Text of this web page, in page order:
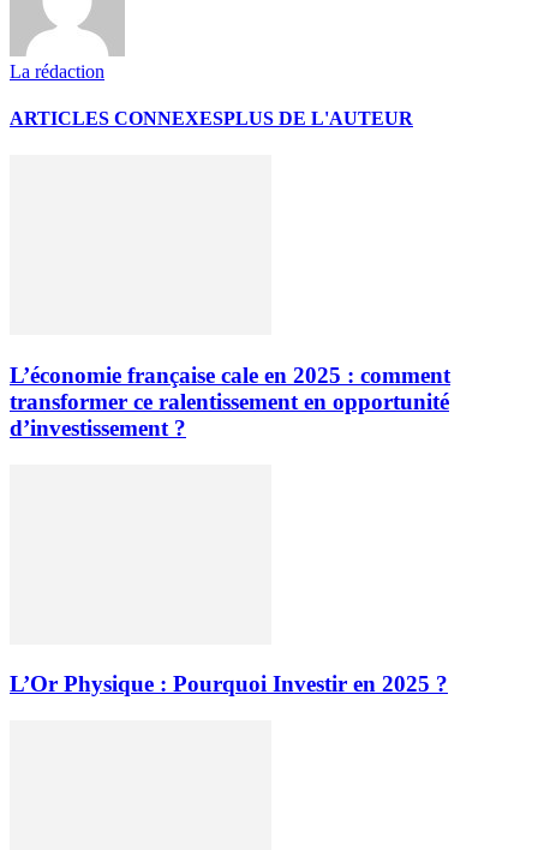
La rédaction
ARTICLES CONNEXESPLUS DE L'AUTEUR
L’économie française cale en 2025 : comment
transformer ce ralentissement en opportunité
d’investissement ?
L’Or Physique : Pourquoi Investir en 2025 ?